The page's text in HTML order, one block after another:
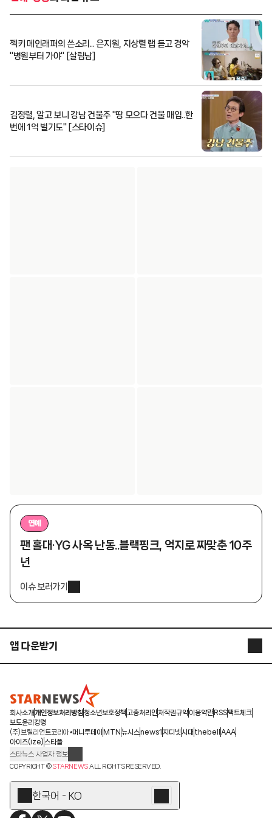
젝키 메인래퍼의 쓴소리... 은지원, 지상렬 랩 듣고 경악
"병원부터 가야" [살림남]
김정렬, 알고 보니 강남 건물주 "땅 모으다 건물 매입..한
번에 1억 벌기도" [스타이슈]
연예
팬 홀대·YG 사옥 난동..블랙핑크, 억지로 짜맞춘 10주
년
이슈 보러가기
앱 다운받기
STARPOLL
회사소개 개인정보처리방침청소년보호정책 고충처리인저작권규약이용약관 RSS팩트체크
보도윤리강령
(주)브릴리언트코리아 머니투데이 MTN 뉴시스news1 지디넷시대 thebell AAA
아이즈(ize) 스타폴
스타뉴스 사업자 정보
주소: 서울시 종로구 청계천로 11(서린동, 청계한국빌딩)
청소년 보호책임자: 문완식
등록번호:서울 아01055
등록일:2009.12.10
제호:스타뉴스
COPYRIGHT ©STARNEWSALL RIGHTS RESERVED.
한국어 - KO